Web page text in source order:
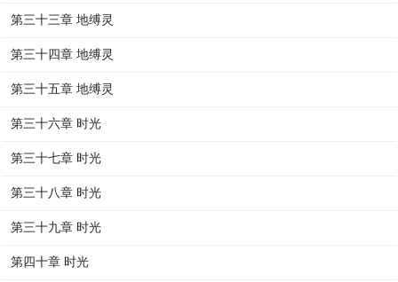
第三十三章 地缚灵
第三十四章 地缚灵
第三十五章 地缚灵
第三十六章 时光
第三十七章 时光
第三十八章 时光
第三十九章 时光
第四十章 时光